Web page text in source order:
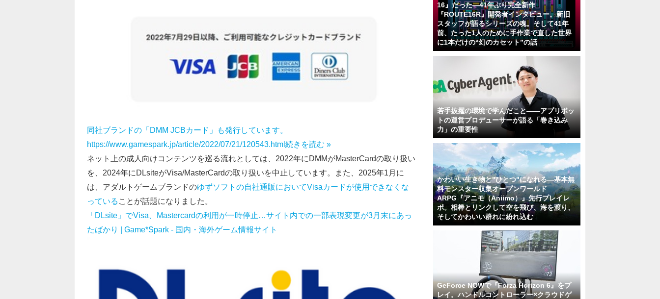
同社ブランドの「DMM JCBカード」も発行しています。
https://www.gamespark.jp/article/2022/07/21/120543.html続きを読む »
ネット上の成人向けコンテンツを巡る流れとしては、2022年にDMMがMasterCardの取り扱い
を、2024年にDLsiteがVisa/MasterCardの取り扱いを中止しています。また、2025年1月に
は、アダルトゲームブランドのゆずソフトの自社通販においてVisaカードが使用できなくな
っている ことが話題になりました。
「DLsite」でVisa、Mastercardの利用が一時停止…サイト内での一部表現変更が3月末にあっ
たばかり | Game*Spark - 国内・海外ゲーム情報サイト
16』だった―41年ぶり完全新作
『ROUTE16R』開発者インタビュー。新旧
スタッフが語るシリーズの魂。そして41年
前、たった1人のために手作業で直した世界
に1本だけの“幻のカセット”の話
若手抜擢の環境で学んだこと――アプリボッ
トの運営プロデューサーが語る「巻き込み
力」の重要性
かわいい生き物と"ひとつ"になれる―基本無
料モンスター収集オープンワールド
ARPG『アニモ（Aniimo）』先行プレイレ
ポ。相棒とリンクして空を飛び、海を渡り、
そしてかわいい群れに紛れ込む
GeForce NOWで『Forza Horizon 6』をプ
レイ。ハンドルコントローラー×クラウドゲ